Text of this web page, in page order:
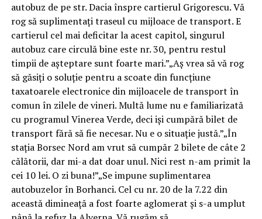
autobuz de pe str. Dacia înspre cartierul Grigorescu. Vă
rog să suplimentați traseul cu mijloace de transport. E
cartierul cel mai deficitar la acest capitol, singurul
autobuz care circulă bine este nr. 30, pentru restul
timpii de așteptare sunt foarte mari.”„Aș vrea să vă rog
să găsiți o soluție pentru a scoate din funcțiune
taxatoarele electronice din mijloacele de transport în
comun în zilele de vineri. Multă lume nu e familiarizată
cu programul Vinerea Verde, deci iși cumpără bilet de
transport fără să fie necesar. Nu e o situație justă.”„În
stația Borsec Nord am vrut să cumpăr 2 bilete de câte 2
călătorii, dar mi-a dat doar unul. Nici rest n-am primit la
cei 10 lei. O zi buna!”„Se impune suplimentarea
autobuzelor în Borhanci. Cel cu nr. 20 de la 7.22 din
această dimineață a fost foarte aglomerat și s-a umplut